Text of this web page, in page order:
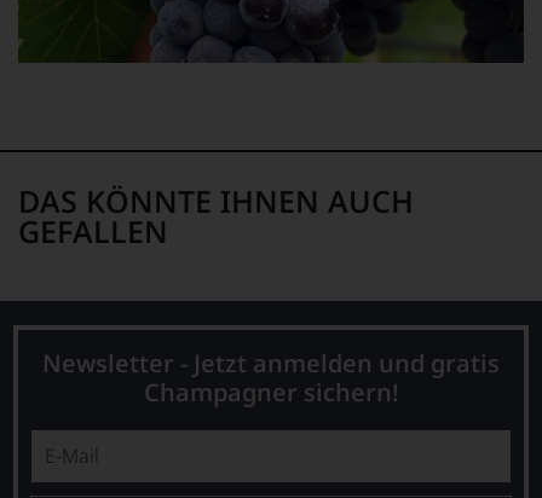
weitere
Hand
zu
können,
den
zu
finden.
DAS KÖNNTE IHNEN AUCH
GEFALLEN
Newsletter - Jetzt anmelden und gratis
Champagner sichern!